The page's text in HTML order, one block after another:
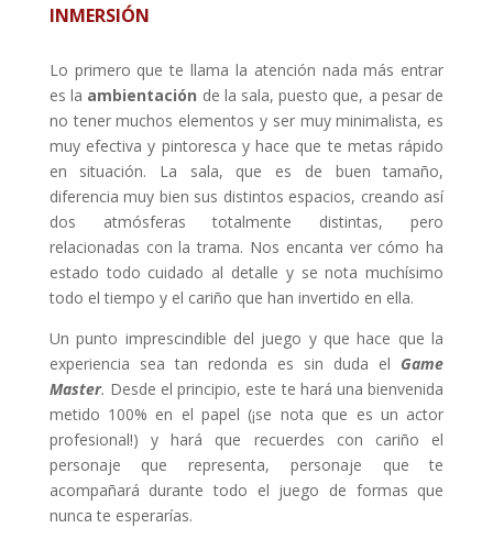
INMERSIÓN
Lo primero que te llama la atención nada más entrar
es la ambientación de la sala, puesto que, a pesar de
no tener muchos elementos y ser muy minimalista, es
muy efectiva y pintoresca y hace que te metas rápido
en situación. La sala, que es de buen tamaño,
diferencia muy bien sus distintos espacios, creando así
dos atmósferas totalmente distintas, pero
relacionadas con la trama. Nos encanta ver cómo ha
estado todo cuidado al detalle y se nota muchísimo
todo el tiempo y el cariño que han invertido en ella.
Un punto imprescindible del juego y que hace que la
experiencia sea tan redonda es sin duda el Game
Master. Desde el principio, este te hará una bienvenida
metido 100% en el papel (¡se nota que es un actor
profesional!) y hará que recuerdes con cariño el
personaje que representa, personaje que te
acompañará durante todo el juego de formas que
nunca te esperarías.